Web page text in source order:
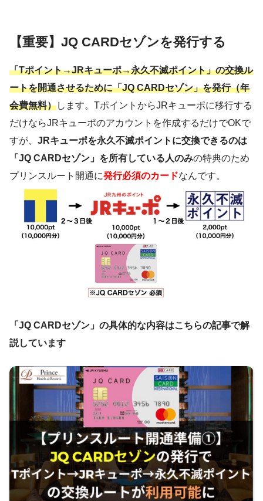
【重要】JQ CARDセゾンを発行する
「Tポイント→JRキューポ→永久不滅ポイント」の交換ル
ートを開通させるために「JQ CARDセゾン」を発行（年
会費無料）します。TポイントからJRキューポに移行する
だけならJRキューポのアカウントを作成するだけでOKで
すが、 JRキューポを永久不滅ポイントに交換できるのは
「JQ CARDセゾン」を所有している人のみの特典のため
プリンスルート開通に発行必須のカードなんです。
「JQ CARDセゾン」の具体的な内容はこちらの記事で解
説しています